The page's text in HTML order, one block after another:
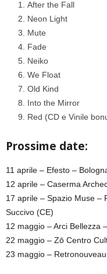
After the Fall
Neon Light
Mute
Fade
Neiko
We Float
Old Kind
Into the Mirror
Red (CD e Vinile
Prossime date:
11 aprile – Efesto –
12 aprile – Caserma
17 aprile – Spazio Muse –
Succivo (CE)
12 maggio – Arci Bellezza
22 maggio – Zō Centro
23 maggio –